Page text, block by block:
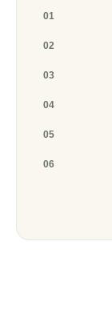
01
02
03
04
05
06